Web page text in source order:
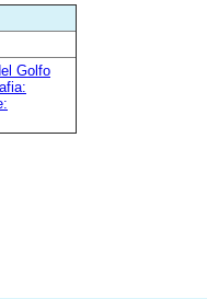
Golfo